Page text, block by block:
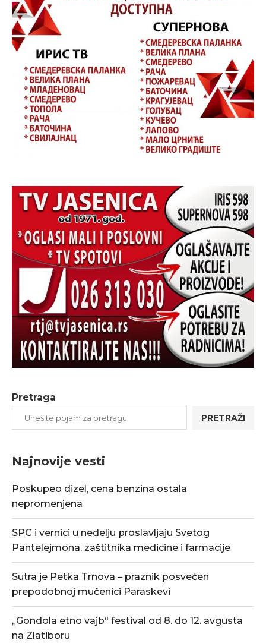
Pretraga
PRETRAŽI
Najnovije vesti
Poskupeo dizel, cena benzina ostala
nepromenjena
SPC i vernici u nedelju proslavljaju Svetog
Pantelejmona, zaštitnika medicine i farmacije
Sutra je Petka Trnova – praznik posvećen
prepodobnoj mučenici Paraskevi
„Gondola etno vajb“ festival od 8. do 12. avgusta
na Zlatiboru